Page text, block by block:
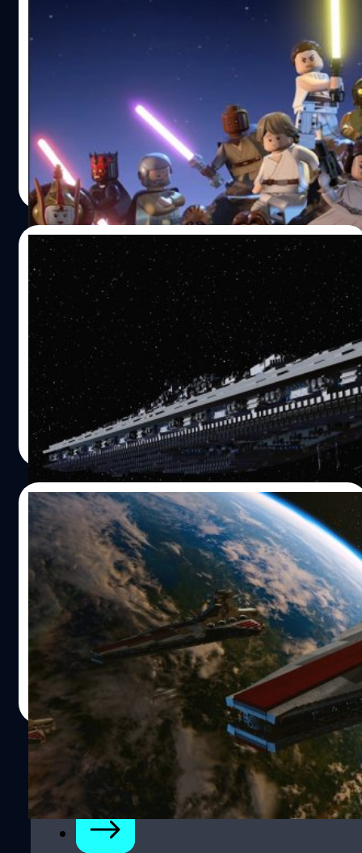
PlayStation 4, Xbox One, Nintendo Switch และ PC…
เปิดข้อมูลตัวละคร DLC เกม LEGO Star
Wars: The Skywalker Saga
เกม LEGO Star Wars: The Skywalker Saga เป็นอีกหนึ่งเกม
ที่มีการเลื่อนวันวางขายมาตลอด เพราะแต่เดิมจะต้องออกในปี
2020 แต่ก็เลื่อนมาเรื่อย ๆ จนได้ออกวางขายในปี 2022 โดย
เกมจะออกในวันที่ 5 เมษายน 2022 และจะวางจำหน่ายบน
Xbox Series X|S, Xbox One, PlayStation 5, PlayStation 4,
Nintendo Switch และ PC ล่าสุดมีการเปิดตัว DLC ตัวละคร
ทั้งหมดที่จะมาอยู่ในเกมออกมาแล้ว โดยตัวละคร DLC จะแบ่ง
ออกเป็นหลายชุด และจะมีการปล่อยตั้งแต่วันแรกที่ออกวาง
ขาย และจะมีตัวละคร DLC อีก 4 ชุดที่จะวางจำหน่ายใน
สัปดาห์ต่อ ๆ ไป ซึ่งมาจากภาพยนตร์ Starwars และ ซีรีส์ด้วย
รายชื่อตัวละคร เปิดให้โหลดวันที่ 4 เมษายน The…
วงศกร ปฐมชัยวัฒน์ | 1611 days ago
Read More
21/01/2022
ปัญหาวัฒนธรรมองค์กรของ TT Games ทำให้
LEGO Star Wars: The Skywalker Saga
ล่าช้า
TT Games มีปัญหาวัฒนธรรมการทำงาน โดยเฉพาะการ
ทำงานล่วงเวลาที่มากเกินไป ตารางการทำงานที่ไม่ยืดหยุ่น
และเครื่องมือที่ล้าหลัง
จตุรวิทย์ เครือวาณิชกิจ| 1657 days ago
Read More
20/01/2022
LEGO Star Wars: The Skywalker Saga
อาจวางจำหน่าย 5 เมษายนนี้
ข้อมูลจาก Microsoft Store เผยว่า LEGO Star Wars: The
Skywalker Saga อาจวางจำหน่ายในวันที่ 5 เมษายนปีนี้ ซึ่ง
ตรงกับข้อมูลหลุดของทาง Nvidia
จตุรวิทย์ เครือวาณิชกิจ | 1658 days ago
Read More
1
2